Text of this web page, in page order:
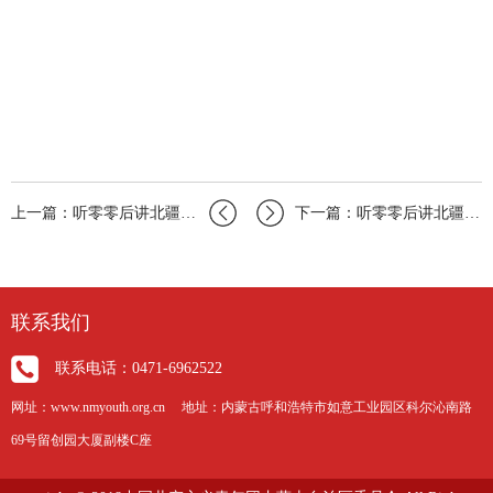
上一篇：听零零后讲北疆文化丨听乌海海南区青年这样说 下一篇：听零零后讲北疆文化丨听巴彦淖尔杭锦后旗青年这样说
联系我们
联系电话：0471-6962522
网址：www.nmyouth.org.cn 地址：内蒙古呼和浩特市如意工业园区科尔沁南路
69号留创园大厦副楼C座